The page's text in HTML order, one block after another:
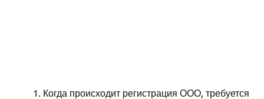
Когда происходит регистрация ООО, требуется